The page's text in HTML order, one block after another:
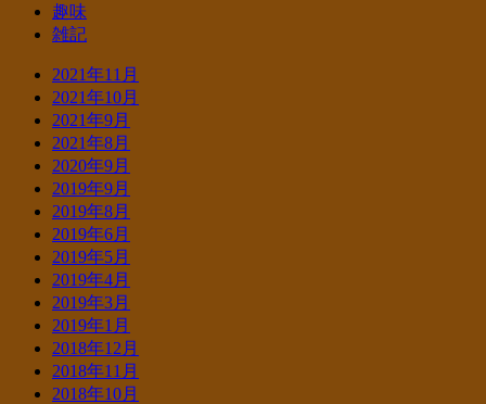
趣味
雑記
2021年11月
2021年10月
2021年9月
2021年8月
2020年9月
2019年9月
2019年8月
2019年6月
2019年5月
2019年4月
2019年3月
2019年1月
2018年12月
2018年11月
2018年10月